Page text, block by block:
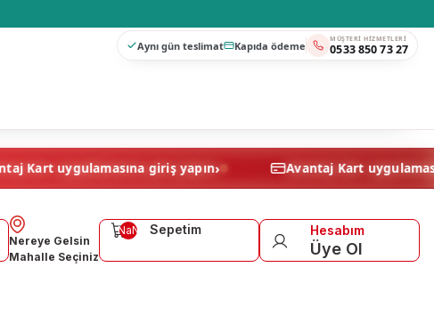
Aynı gün teslimat Kapıda ödeme MÜŞTERI HIZMETLERI
0533 850 73 27
Avantaj Kart uygulamasına giriş yapın› Avantaj Kart
Nereye Gelsin
Mahalle Seçiniz
Sepetim
NaN Hesabım
Üye Ol